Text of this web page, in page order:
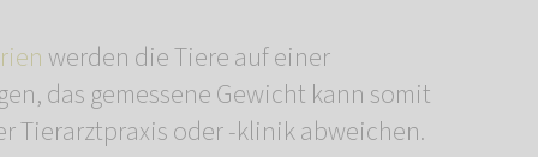
werden die Tiere auf einer
das gemessene Gewicht kann somit
Tierarztpraxis oder -klinik abweichen.